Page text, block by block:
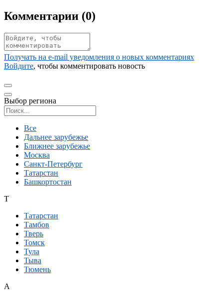
Комментарии (0)
Получать на e‑mail уведомления о новых комментариях
Войдите, чтобы комментировать новость
Выбор региона
Все
Дальнее зарубежье
Ближнее зарубежье
Москва
Санкт-Петербург
Татарстан
Башкортостан
Т
Татарстан
Тамбов
Тверь
Томск
Тула
Тыва
Тюмень
А